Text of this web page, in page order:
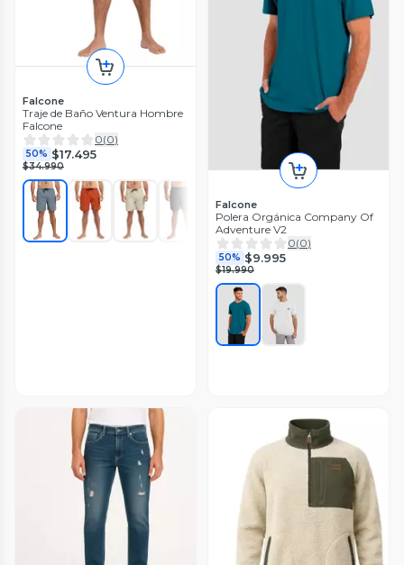
Falcone
Traje de Baño Ventura Hombre
Falcone
0(0)
50% $17.495
$34.990
Falcone
Polera Orgánica Company Of
Adventure V2
0(0)
50% $9.995
$19.990